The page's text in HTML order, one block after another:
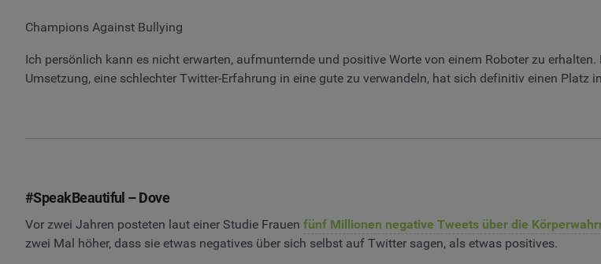
Champions Against Bullying
Ich persönlich kann es nicht erwarten, aufmunternde und positive Worte von einem Roboter zu
Umsetzung, eine schlechter Twitter-Erfahrung in eine gute zu verwandeln, hat sich definitiv einen Platz
#SpeakBeautiful – Dove
Vor zwei Jahren posteten laut einer Studie Frauen fünf Millionen negative Tweets über die
zwei Mal höher, dass sie etwas negatives über sich selbst auf Twitter sagen, als etwas positives.